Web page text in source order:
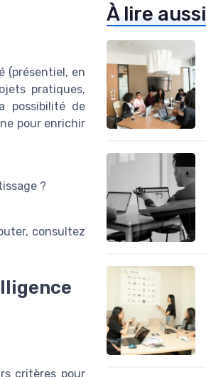
(présentiel, en
pratiques,
possibilité de
pour enrichir
?
consultez
critères pour
À lire aussi